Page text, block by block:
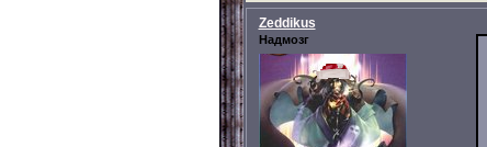
Zeddikus
Надмозг